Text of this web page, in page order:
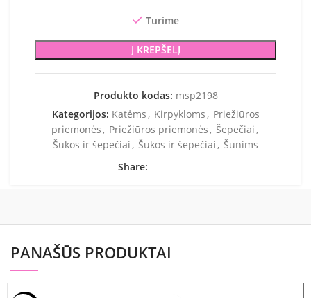
Turime
Į KREPŠELĮ
Produkto kodas: msp2198
Kategorijos: Katėms , Kirpykloms , Priežiūros
priemonės , Priežiūros priemonės , Šepečiai ,
Šukos ir šepečiai , Šukos ir šepečiai , Šunims
Share:
PANAŠŪS PRODUKTAI